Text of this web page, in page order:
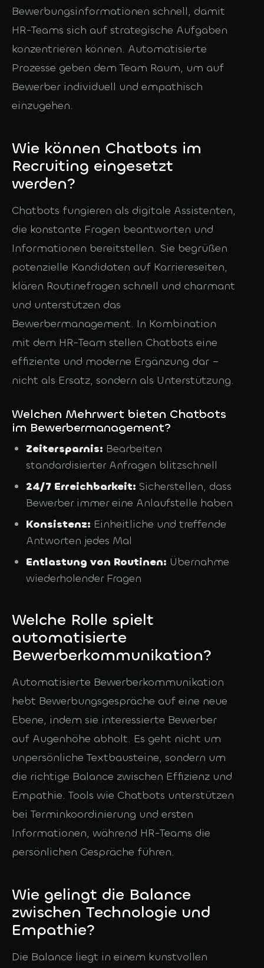
Bewerbungsinformationen schnell, damit
HR-Teams sich auf strategische Aufgaben
konzentrieren können. Automatisierte
Prozesse geben dem Team Raum, um auf
Bewerber individuell und empathisch
einzugehen.
Wie können Chatbots im
Recruiting eingesetzt
werden?
Chatbots fungieren als digitale Assistenten,
die konstante Fragen beantworten und
Informationen bereitstellen. Sie begrüßen
potenzielle Kandidaten auf Karriereseiten,
klären Routinefragen schnell und charmant
und unterstützen das
Bewerbermanagement. In Kombination
mit dem HR-Team stellen Chatbots eine
effiziente und moderne Ergänzung dar –
nicht als Ersatz, sondern als Unterstützung.
Welchen Mehrwert bieten Chatbots
im Bewerbermanagement?
Zeitersparnis: Bearbeiten
standardisierter Anfragen blitzschnell
24/7 Erreichbarkeit: Sicherstellen, dass
Bewerber immer eine Anlaufstelle haben
Konsistenz: Einheitliche und treffende
Antworten jedes Mal
Entlastung von Routinen: Übernahme
wiederholender Fragen
Welche Rolle spielt
automatisierte
Bewerberkommunikation?
Automatisierte Bewerberkommunikation
hebt Bewerbungsgespräche auf eine neue
Ebene, indem sie interessierte Bewerber
auf Augenhöhe abholt. Es geht nicht um
unpersönliche Textbausteine, sondern um
die richtige Balance zwischen Effizienz und
Empathie. Tools wie Chatbots unterstützen
bei Terminkoordinierung und ersten
Informationen, während HR-Teams die
persönlichen Gespräche führen.
Wie gelingt die Balance
zwischen Technologie und
Empathie?
Die Balance liegt in einem kunstvollen